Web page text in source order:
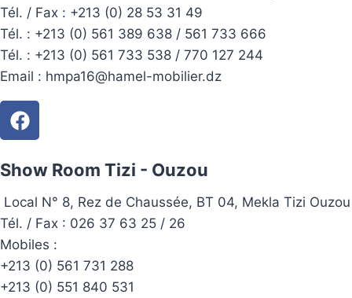
Tél. / Fax : +213 (0) 28 53 31 49
Tél. : +213 (0) 561 389 638 / 561 733 666
Tél. : +213 (0) 561 733 538 / 770 127 244
Email : hmpa16@hamel-mobilier.dz
Show Room Tizi - Ouzou
Local N° 8, Rez de Chaussée, BT 04, Mekla Tizi Ouzou
Tél. / Fax : 026 37 63 25 / 26
Mobiles :
+213 (0) 561 731 288
+213 (0) 551 840 531